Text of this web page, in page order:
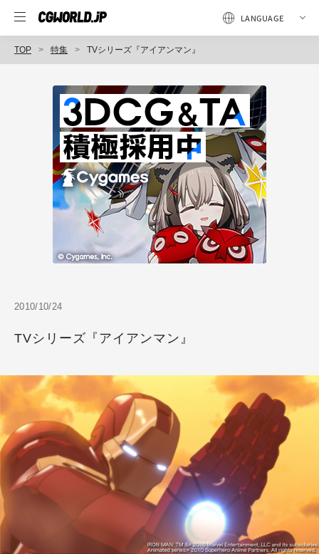
TOP 特集 TVシリーズ『アイアンマン』
2010/10/24
TVシリーズ『アイアンマン』